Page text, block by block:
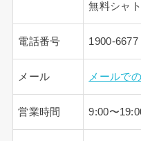
無料シャ
電話番号 1900-6677
メール メールで
営業時間 9:00〜